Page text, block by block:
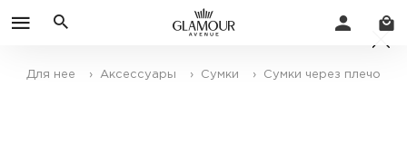
Для нее › Аксессуары › Сумки › Сумки через плечо